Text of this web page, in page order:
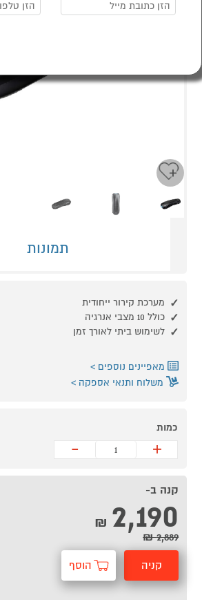
תמונות
מערכת קירור ייחודית
כולל 10 מצבי אנרגיה
לשימוש ביתי לאורך זמן
מאפיינים נוספים
משלוח ותנאי אספקה
כמות
+
-
קנה ב-
2,190
₪
2,889 ₪
קניה הוסף